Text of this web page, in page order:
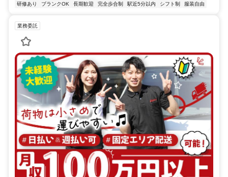
研修あり
ブランクOK 長期歓迎 完全歩合制 駅近5分以内 シフト制 服装自由
業務委託